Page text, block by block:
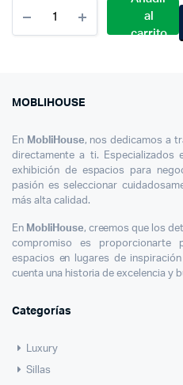
Silla
Parma
al
carrito
MOBLIHOUSE
En MobliHouse, nos dedicamos a
directamente a ti. Especializados
exhibición de espacios para
pasión es seleccionar
más alta calidad.
En MobliHouse, creemos que los
compromiso es proporcionarte
espacios en lugares de
cuenta una historia de excelencia y
Categorías
Luxury
Sillas